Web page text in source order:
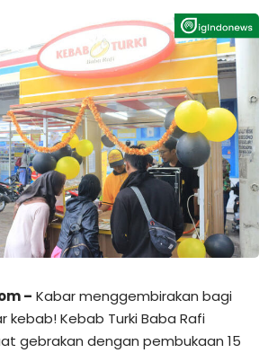
– Kabar menggembirakan bagi
kebab! Kebab Turki Baba Rafi
gebrakan dengan pembukaan 15